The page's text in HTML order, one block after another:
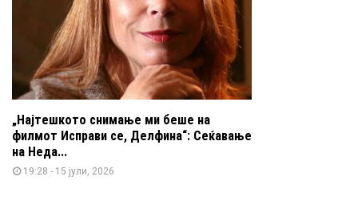
„Најтешкото снимање ми беше на
филмот Исправи се, Делфина“: Сеќавање
на Неда...
19:28 - 15 јули, 2026